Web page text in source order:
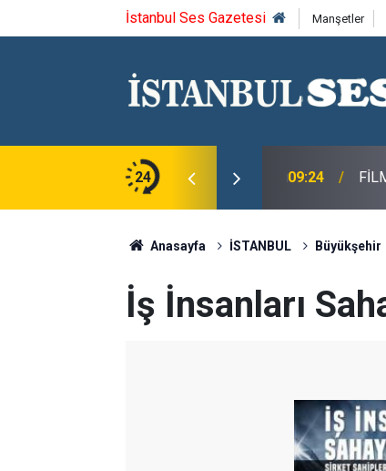
İstanbul Ses Gazetesi Manşetler
24
Macit Koper ve Aydın Sayman’a Emek Ödülü09:24
Anasayfa İSTANBUL Büyükşehir
İş İnsanları